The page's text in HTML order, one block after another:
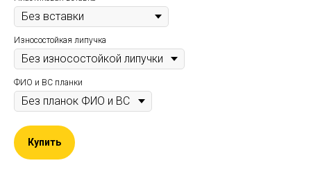
Износостойкая липучка
ФИО и ВС планки
Купить